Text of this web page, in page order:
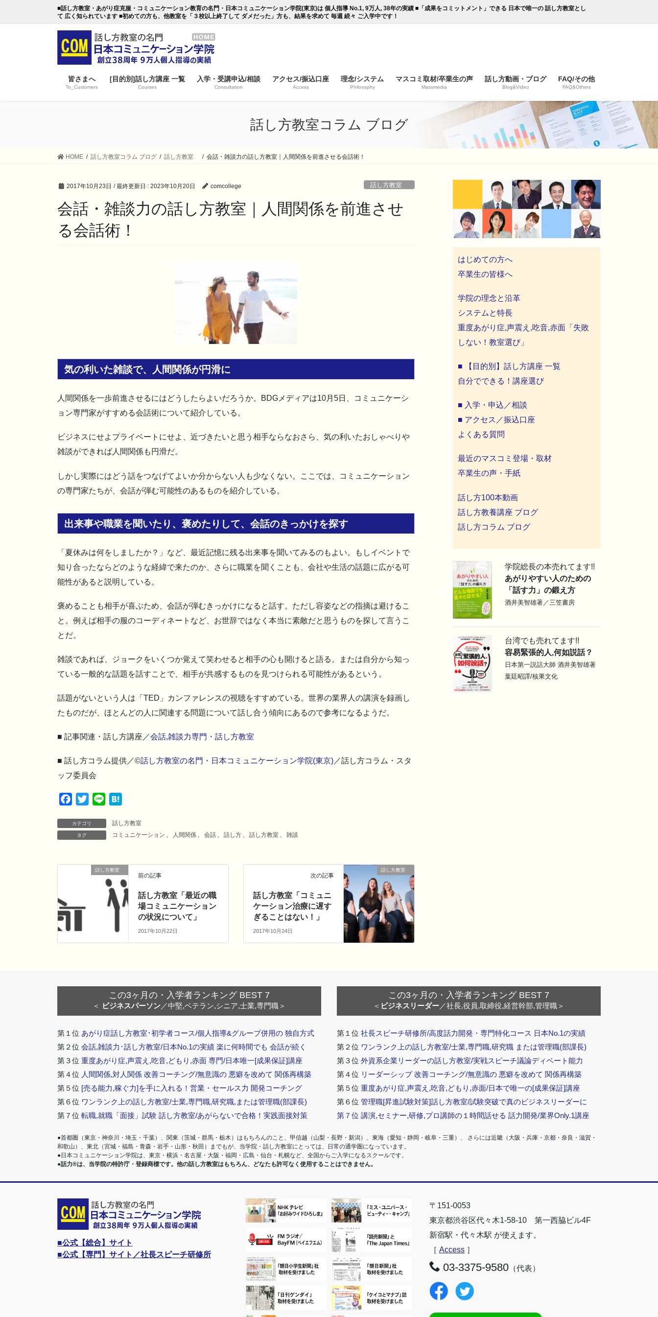
■話し方教室・あがり症克服・コミュニケーション教育の名門・日本コミュニケーション学院(東京)は 個人指導 No.1, 9万人, 38年の実績 ■「成果をコミットメント」できる 日本で唯一の 話し方教室とし
て 広く知られています ■初めての方も、他教室を「３校以上終了して ダメだった」方も、結果を求めて 毎週 続々 ご入学中です！
皆さまへ
To_Customers
[目的別]話し方講座 一覧
Courses
入学・受講申込/相談
Consultation
アクセス/振込口座
Access
理念/システム
Philosophy
マスコミ取材/卒業生の声
Massmedia
話し方動画・ブログ
Blog&Video
FAQ/その他
FAQ&Others
話し方教室コラム ブログ
HOME 話し方教室コラム ブログ 話し方教室 会話・雑談力の話し方教室｜人間関係を前進させる会話術！
2017年10月23日 / 最終更新日 : 2023年10月20日 comcollege 話し方教室
会話・雑談力の話し方教室｜人間関係を前進させ
る会話術！
気の利いた雑談で、人間関係が円滑に
人間関係を一歩前進させるにはどうしたらよいだろうか。BDGメディアは10月5日、コミュニケーシ
ョン専門家がすすめる会話術について紹介している。
ビジネスにせよプライベートにせよ、近づきたいと思う相手ならなおさら、気の利いたおしゃべりや
雑談ができれば人間関係も円滑だ。
しかし実際にはどう話をつなげてよいか分からない人も少なくない。ここでは、コミュニケーション
の専門家たちが、会話が弾む可能性のあるものを紹介している。
出来事や職業を聞いたり、褒めたりして、会話のきっかけを探す
「夏休みは何をしましたか？」など、最近記憶に残る出来事を聞いてみるのもよい。もしイベントで
知り合ったならどのような経緯で来たのか、さらに職業を聞くことも、会社や生活の話題に広がる可
能性があると説明している。
褒めることも相手が喜ぶため、会話が弾むきっかけになると話す。ただし容姿などの指摘は避けるこ
と。例えば相手の服のコーディネートなど、お世辞ではなく本当に素敵だと思うものを探して言うこ
とだ。
雑談であれば、ジョークをいくつか覚えて笑わせると相手の心も開けると語る。または自分から知っ
ている一般的な話題を話すことで、相手が共感するものを見つけられる可能性があるという。
話題がないという人は「TED」カンファレンスの視聴をすすめている。世界の業界人の講演を録画し
たものだが、ほとんどの人に関連する問題について話し合う傾向にあるので参考になるようだ。
■ 記事関連・話し方講座／会話,雑談力専門・話し方教室
■ 話し方コラム提供／©話し方教室の名門・日本コミュニケーション学院(東京)／話し方コラム・スタ
ッフ委員会
c
o
i
e
e
t
e
a
カテゴリ 話し方教室
タグ コミュニケーション 人間関係 会話 話し方 話し方教室 雑談
話し方教室
前の記事
話し方教室「最近の職
場コミュニケーション
の状況について」
2017年10月22日
話し方教室
次の記事
話し方教室「コミュニ
ケーション治療に遅す
ぎることはない！」
2017年10月24日
はじめての方へ
卒業生の皆様へ
学院の理念と沿革
システムと特長
重度あがり症,声震え,吃音,赤面「失敗
しない！教室選び」
■ 【目的別】話し方講座 一覧
自分でできる！講座選び
■ 入学・申込／相談
■ アクセス／振込口座
よくある質問
最近のマスコミ登場・取材
卒業生の声・手紙
話し方100本動画
話し方教養講座 ブログ
話し方コラム ブログ
学院総長の本売れてます!!
あがりやすい人のための
「話す力」の鍛え方
酒井美智雄著／三笠書房
台湾でも売れてます!!
容易緊張的人,何如説話？
日本第一説話大師 酒井美智雄著
葉廷昭譯/核果文化
この3ヶ月の・入学者ランキング BEST 7
＜ ビジネスパーソン／中堅,ベテラン,シニア,士業,専門職＞
第１位 あがり症話し方教室･初学者コース/個人指導&グループ併用の 独自方式
第２位 会話,雑談力･話し方教室/日本No.1の実績 楽に何時間でも 会話が続く
第３位 重度あがり症,声震え,吃音,どもり,赤面 専門/日本唯一[成果保証]講座
第４位 人間関係,対人関係 改善コーチング/無意識の 悪癖を改めて 関係再構築
第５位 [売る能力,稼ぐ力]を手に入れる！営業・セールス力 開発コーチング
第６位 ワンランク上の話し方教室/士業,専門職,研究職,または管理職(部課長)
第７位 転職,就職「面接」試験 話し方教室/あがらないで合格！実践面接対策
この3ヶ月の・入学者ランキング BEST 7
＜ ビジネスリーダー／社長,役員,取締役,経営幹部,管理職＞
第１位 社長スピーチ研修所/高度話力開発・専門特化コース 日本No.1の実績
第２位 ワンランク上の話し方教室/士業,専門職,研究職 または管理職(部課長)
第３位 外資系企業リーダーの話し方教室/実戦スピーチ議論ディベート能力
第４位 リーダーシップ 改善コーチング/無意識の 悪癖を改めて 関係再構築
第５位 重度あがり症,声震え,吃音,どもり,赤面/日本で唯一の[成果保証]講座
第６位 管理職[昇進試験対策]話し方教室/試験突破で真のビジネスリーダーに
第７位 講演,セミナー,研修,プロ講師の１時間話せる 話力開発/業界Only.1講座
●首都圏（東京・神奈川・埼玉・千葉）、関東（茨城・群馬・栃木）はもちろんのこと、甲信越（山梨・長野・新潟）、東海（愛知・静岡・岐阜・三重）、 さらには近畿（大阪・兵庫・京都・奈良・滋賀・
和歌山）、東北（宮城・福島・青森・岩手・山形・秋田）までもが、当学院・話し方教室にとっては、日常の通学圏になっています。
●日本コミュニケーション学院は、東京・横浜・名古屋・大阪・福岡・広島・仙台・札幌など、全国からご入学になるスクールです。
●話力®は、当学院の特許庁・登録商標です。他の話し方教室はもちろん、どなたも許可なく使用することはできません。
■公式【総合】サイト
■公式【専門】サイト／社長スピーチ研修所
〒151-0053
東京都渋谷区代々木1-58-10 第一西脇ビル4F
新宿駅・代々木駅 が使えます。
［ Access］
03-3375-9580（代表）